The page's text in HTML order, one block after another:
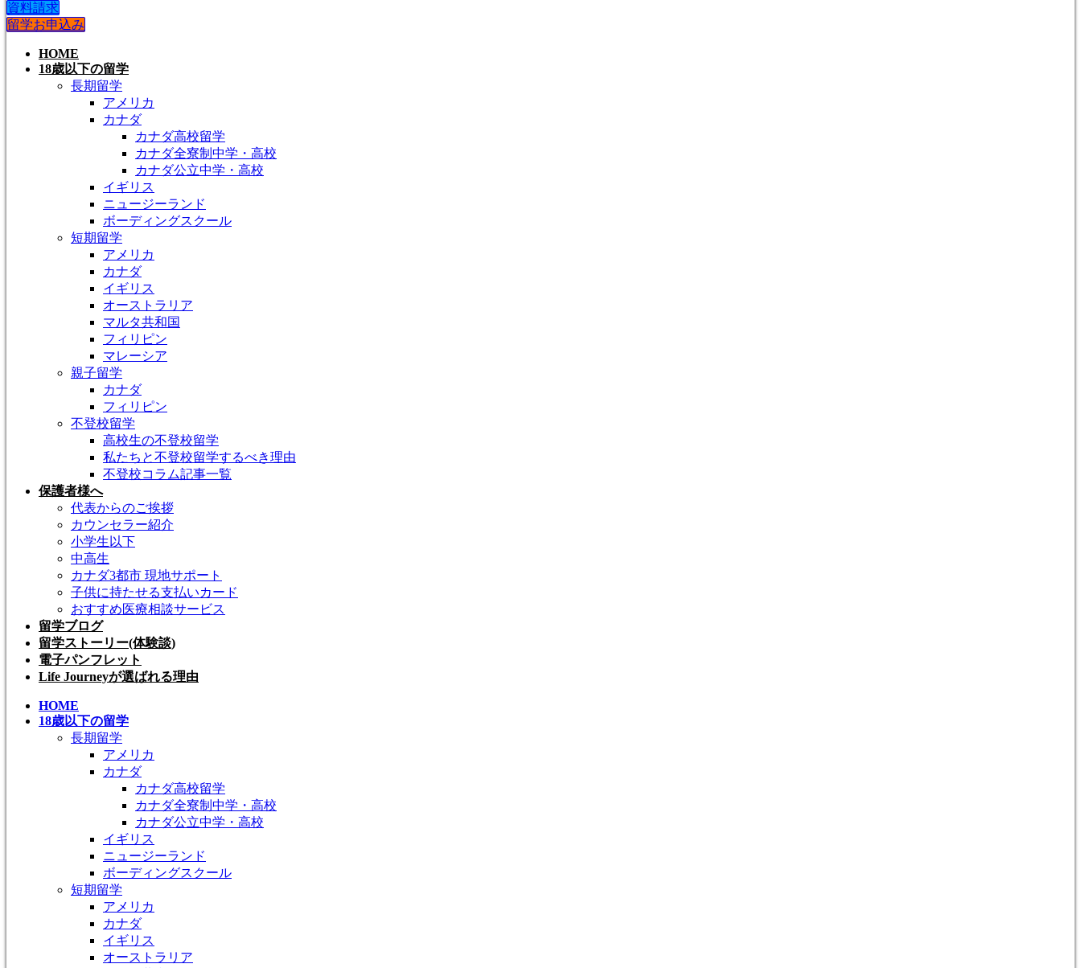
資料請求
留学お申込み
HOME
18歳以下の留学
長期留学
アメリカ
カナダ
カナダ高校留学
カナダ全寮制中学・高校
カナダ公立中学・高校
イギリス
ニュージーランド
ボーディングスクール
短期留学
アメリカ
カナダ
イギリス
オーストラリア
マルタ共和国
フィリピン
マレーシア
親子留学
カナダ
フィリピン
不登校留学
高校生の不登校留学
私たちと不登校留学するべき理由
不登校コラム記事一覧
保護者様へ
代表からのご挨拶
カウンセラー紹介
小学生以下
中高生
カナダ3都市 現地サポート
子供に持たせる支払いカード
おすすめ医療相談サービス
留学ブログ
留学ストーリー(体験談)
電子パンフレット
Life Journeyが選ばれる理由
HOME
18歳以下の留学
長期留学
アメリカ
カナダ
カナダ高校留学
カナダ全寮制中学・高校
カナダ公立中学・高校
イギリス
ニュージーランド
ボーディングスクール
短期留学
アメリカ
カナダ
イギリス
オーストラリア